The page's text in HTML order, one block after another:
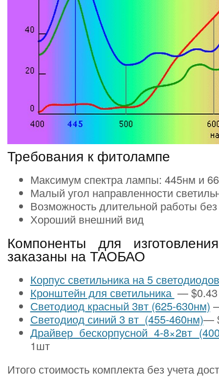
Требования к фитолампе
Максимум спектра лампы: 445нм и
Малый угол направленности
Возможность длительной работы
Хороший внешний вид
Компоненты для
заказаны на ТАОБАО
Корпус светильника на 5 светодиодов
Кронштейн для светильника —
Светодиод красный 3вт (625-630нм)
Светодиод синий 3 вт (455-460нм)—
Драйвер бескорпусной 4-8×2вт
1шт
Итого стоимость комплекта без учета